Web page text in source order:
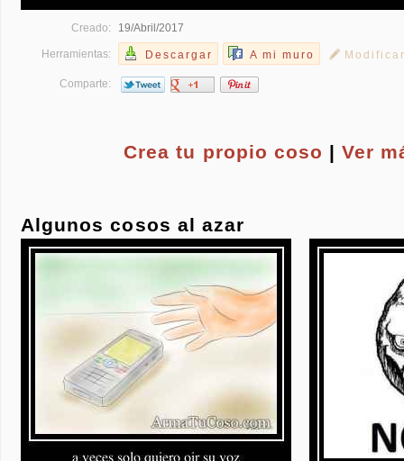
Creado: 19/Abril/2017
Herramientas: Descargar A mi muro
Comparte:
Crea tu propio coso |Ver
Algunos cosos al azar